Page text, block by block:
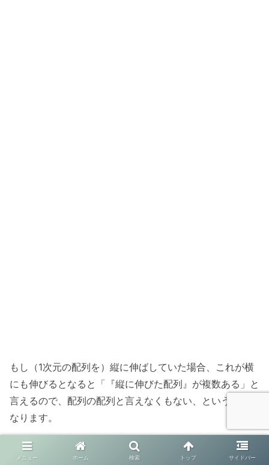
もし（1次元の配列を）縦に伸ばしていた場合、これが横
にも伸びるとなると「『縦に伸びた配列』が複数ある」と
言えるので、配列の配列と言えなくもない、ということに
なります。
次元は3次元、4次元、5次元、・・・と大きくすることが
メニュー ホーム 検索 トップ サイドバー